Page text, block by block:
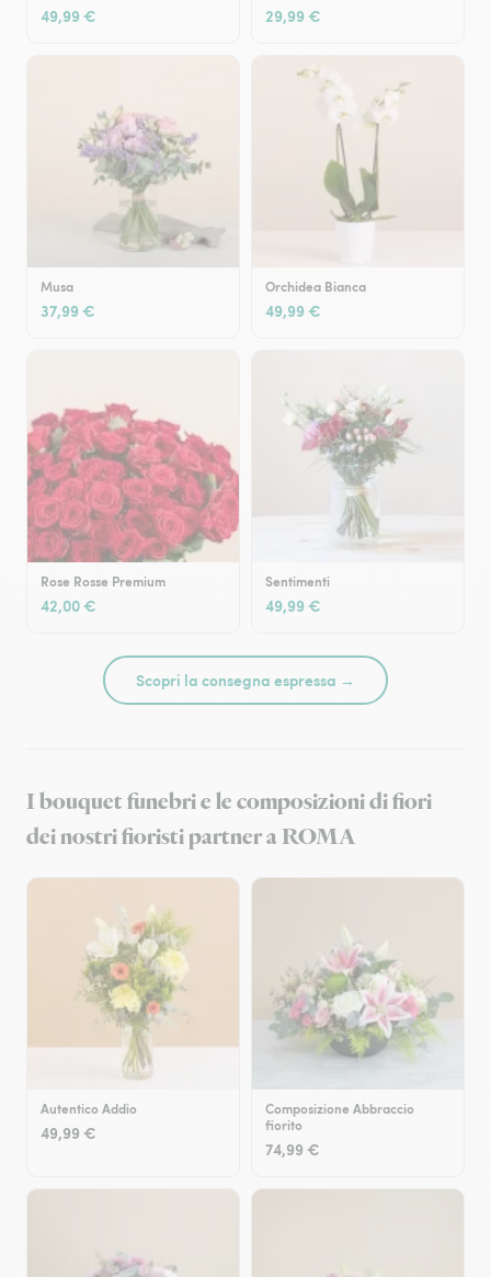
49,99 € 29,99 €
Musa
37,99 €
Orchidea Bianca
49,99 €
Rose Rosse Premium
42,00 €
Sentimenti
49,99 €
Scopri la consegna espressa →
I bouquet funebri e le composizioni di fiori
dei nostri fioristi partner a ROMA
Autentico Addio
49,99 €
Composizione Abbraccio
fiorito
74,99 €